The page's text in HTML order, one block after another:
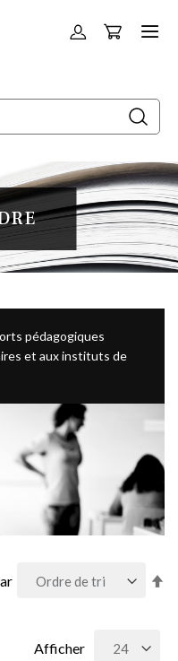
Allez
Panier
pédagogiques
et aux instituts de
Afficher